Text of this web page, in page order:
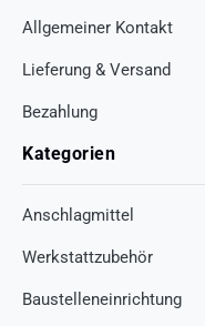
Allgemeiner Kontakt
Lieferung & Versand
Bezahlung
Kategorien
Anschlagmittel
Werkstattzubehör
Baustelleneinrichtung